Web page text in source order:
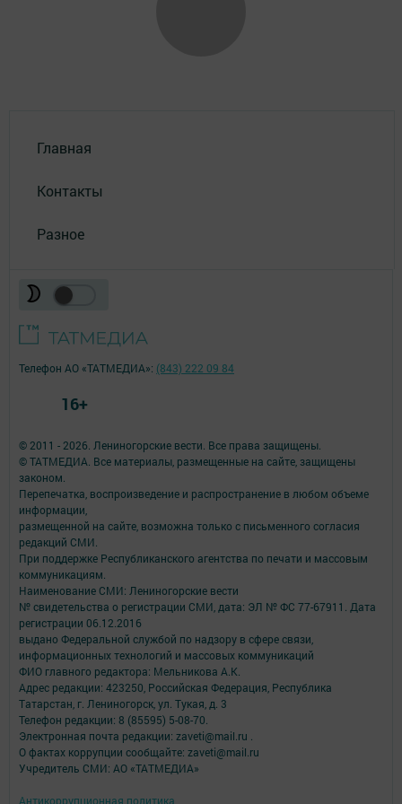
Главная
Контакты
Разное
© 2011 - 2026. Лениногорские вести. Все права защищены.
© ТАТМЕДИА. Все материалы, размещенные на сайте, защищены
законом.
Перепечатка, воспроизведение и распространение в любом объеме
информации,
размещенной на сайте, возможна только с письменного согласия
редакций СМИ.
При поддержке Республиканского агентства по печати и массовым
коммуникациям.
Наименование СМИ: Лениногорские вести
№ свидетельства о регистрации СМИ, дата: ЭЛ № ФС 77-67911. Дата
регистрации 06.12.2016
выдано Федеральной службой по надзору в сфере связи,
информационных технологий и массовых коммуникаций
ФИО главного редактора: Мельникова А.К.
Адрес редакции: 423250, Российская Федерация, Республика
Татарстан, г. Лениногорск, ул. Тукая, д. 3
Телефон редакции: 8 (85595) 5-08-70.
Электронная почта редакции: zaveti@mail.ru .
О фактах коррупции сообщайте: zaveti@mail.ru
Учредитель СМИ: АО «ТАТМЕДИА»
Антикоррупционная политика
Телефон АО «ТАТМЕДИА»: (843) 222 09 84
16+